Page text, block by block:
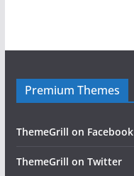
Premium Themes
ThemeGrill on Facebook
ThemeGrill on Twitter